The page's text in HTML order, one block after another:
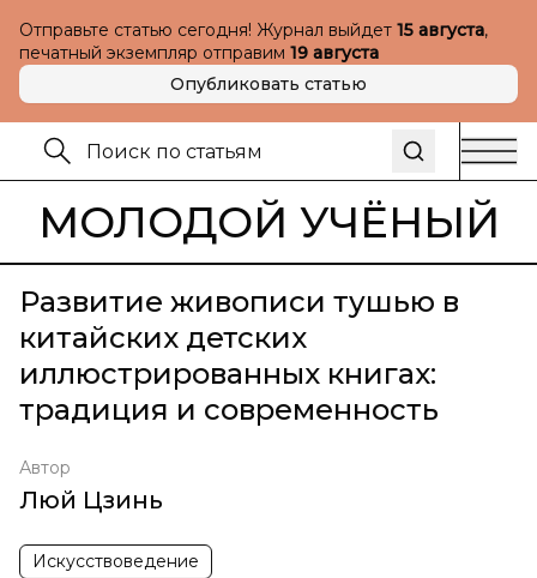
Отправьте статью сегодня! Журнал выйдет 15 августа,
печатный экземпляр отправим 19 августа
Опубликовать статью
МОЛОДОЙ УЧЁНЫЙ
Развитие живописи тушью в
китайских детских
иллюстрированных книгах:
традиция и современность
Автор
Люй Цзинь
Искусствоведение